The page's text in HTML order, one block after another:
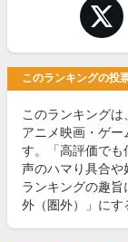
このランキングの投
このランキングは
アニメ映画・ゲ
す。「高評価でも
声のハマり具合や
ランキングの趣
外（圏外）」にす